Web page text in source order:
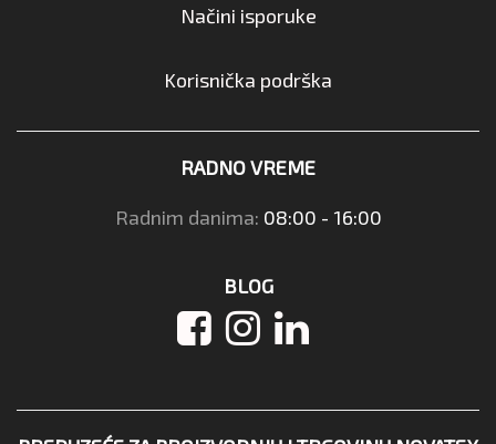
Načini isporuke
Korisnička podrška
RADNO VREME
Radnim danima: 08:00 - 16:00
BLOG